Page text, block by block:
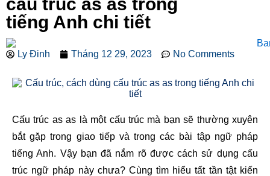
tiếng Anh chi tiết
Ly Đinh Tháng 12 29, 2023 No Comments
Cấu trúc as as là một cấu trúc mà bạn sẽ thường xuyên
bắt gặp trong giao tiếp và trong các bài tập ngữ pháp
tiếng Anh. Vậy bạn đã nắm rõ được cách sử dụng cấu
trúc ngữ pháp này chưa? Cùng tìm hiểu tất tần tật kiến